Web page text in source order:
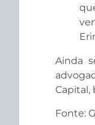
Ainda
Capital,
Fonte: